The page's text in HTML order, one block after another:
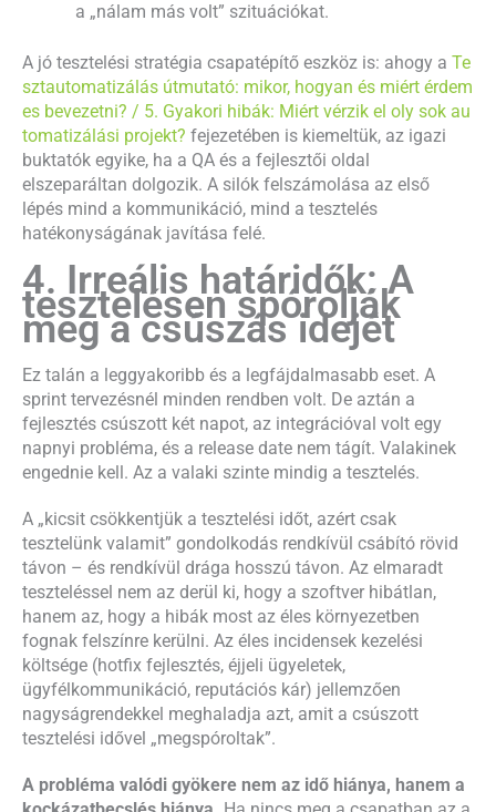
a „nálam más volt” szituációkat.
A jó tesztelési stratégia csapatépítő eszköz is: ahogy a Te
sztautomatizálás útmutató: mikor, hogyan és miért érdem
es bevezetni? / 5. Gyakori hibák: Miért vérzik el oly sok au
tomatizálási projekt? fejezetében is kiemeltük, az igazi
buktatók egyike, ha a QA és a fejlesztői oldal
elszeparáltan dolgozik. A silók felszámolása az első
lépés mind a kommunikáció, mind a tesztelés
hatékonyságának javítása felé.
4. Irreális határidők: A
tesztelésen spórolják
meg a csúszás idejét
Ez talán a leggyakoribb és a legfájdalmasabb eset. A
sprint tervezésnél minden rendben volt. De aztán a
fejlesztés csúszott két napot, az integrációval volt egy
napnyi probléma, és a release date nem tágít. Valakinek
engednie kell. Az a valaki szinte mindig a tesztelés.
A „kicsit csökkentjük a tesztelési időt, azért csak
tesztelünk valamit” gondolkodás rendkívül csábító rövid
távon – és rendkívül drága hosszú távon. Az elmaradt
teszteléssel nem az derül ki, hogy a szoftver hibátlan,
hanem az, hogy a hibák most az éles környezetben
fognak felszínre kerülni. Az éles incidensek kezelési
költsége (hotfix fejlesztés, éjjeli ügyeletek,
ügyfélkommunikáció, reputációs kár) jellemzően
nagyságrendekkel meghaladja azt, amit a csúszott
tesztelési idővel „megspóroltak”.
A probléma valódi gyökere nem az idő hiánya, hanem a